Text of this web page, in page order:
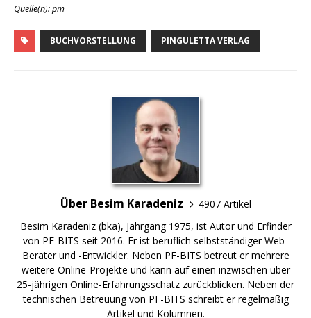
Quelle(n): pm
BUCHVORSTELLUNG PINGULETTA VERLAG
Über Besim Karadeniz
4907 Artikel
Besim Karadeniz (bka), Jahrgang 1975, ist Autor und Erfinder
von PF-BITS seit 2016. Er ist beruflich selbstständiger Web-
Berater und -Entwickler. Neben PF-BITS betreut er mehrere
weitere Online-Projekte und kann auf einen inzwischen über
25-jährigen Online-Erfahrungsschatz zurückblicken. Neben der
technischen Betreuung von PF-BITS schreibt er regelmäßig
Artikel und Kolumnen.